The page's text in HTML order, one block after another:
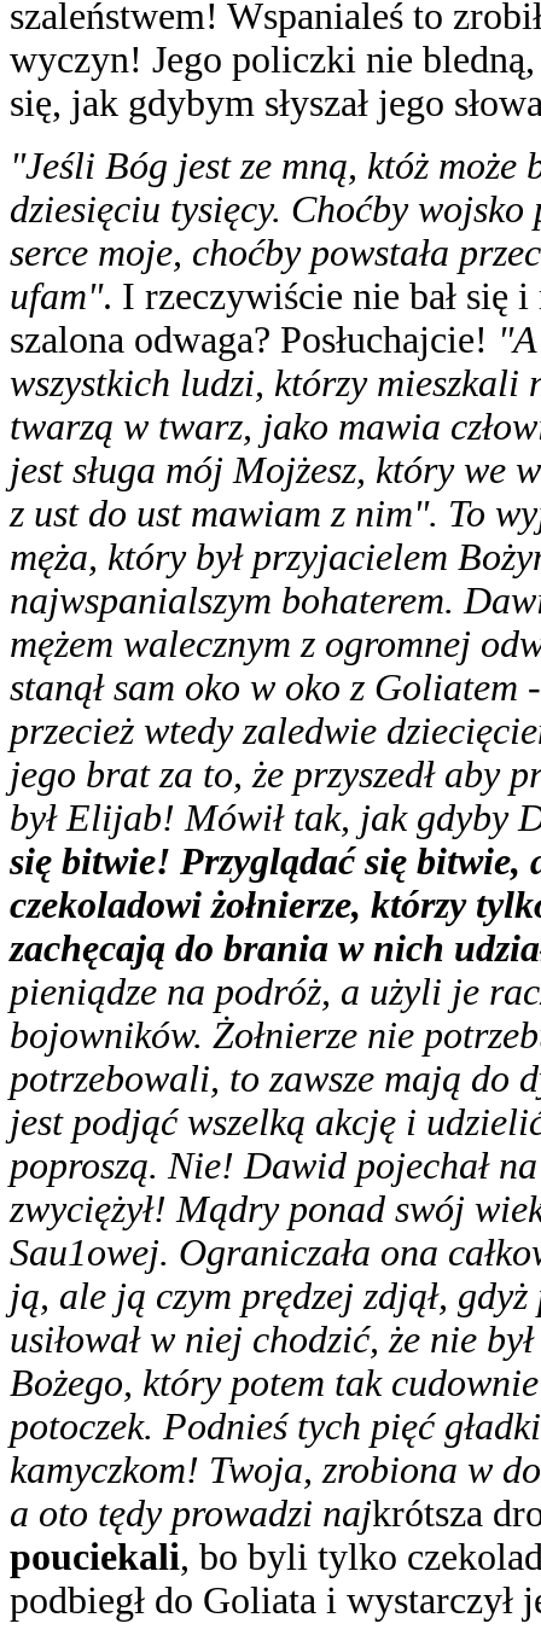
szaleństwem! Wspanialeś to
wyczyn! Jego policzki nie
się, jak gdybym słyszał jego
"Jeśli Bóg jest ze mną, któż może
dziesięciu tysięcy. Choćby
serce moje, choćby powstała
ufam". I rzeczywiście nie bał się
szalona odwaga? Posłuchajcie!
wszystkich ludzi, którzy mieszkali
twarzą w twarz, jako mawia
jest sługa mój Mojżesz, który we
z ust do ust mawiam z nim". To
męża, który był przyjacielem
najwspanialszym bohaterem.
mężem walecznym z ogromnej
stanął sam oko w oko z Goliatem
przecież wtedy zaledwie
jego brat za to, że przyszedł aby
był Elijab! Mówił tak, jak gdyby
się bitwie! Przyglądać się bitwie,
czekoladowi żołnierze, którzy
zachęcają do brania w nich
pieniądze na podróż, a użyli je
bojowników. Żołnierze nie
potrzebowali, to zawsze mają do
jest podjąć wszelką akcję i
poproszą. Nie! Dawid pojechał
zwyciężył! Mądry ponad swój
Sau1owej. Ograniczała ona
ją, ale ją czym prędzej zdjął,
usiłował w niej chodzić, że nie
Bożego, który potem tak
potoczek. Podnieś tych pięć
kamyczkom! Twoja, zrobiona w
a oto tędy prowadzi najkrótsza
pouciekali, bo byli tylko
podbiegł do Goliata i wystarczył